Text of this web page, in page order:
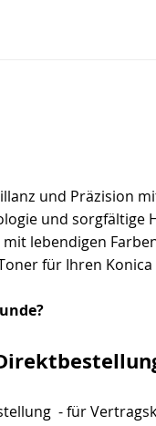
und Präzision
und
mit lebendigen
für Ihren
- für